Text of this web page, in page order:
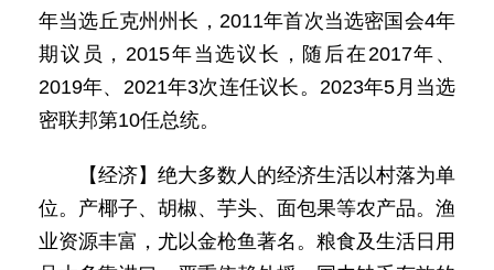
年当选丘克州州长，2011年首次当选密国会4年
期议员，2015年当选议长，随后在2017年、
2019年、2021年3次连任议长。2023年5月当选
密联邦第10任总统。
【经济】绝大多数人的经济生活以村落为单
位。产椰子、胡椒、芋头、面包果等农产品。渔
业资源丰富，尤以金枪鱼著名。粮食及生活日用